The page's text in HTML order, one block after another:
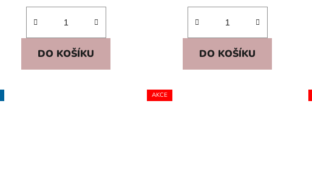
DO KOŠÍKU DO KOŠÍKU
AKCE